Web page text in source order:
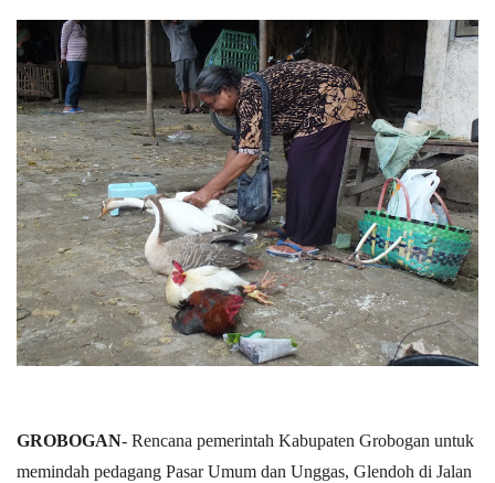
GROBOGAN- Rencana pemerintah Kabupaten Grobogan untuk
memindah pedagang Pasar Umum dan Unggas, Glendoh di Jalan